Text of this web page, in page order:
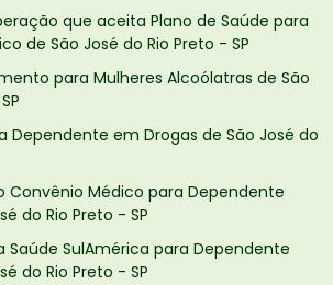
que aceita Plano de Saúde para
de São José do Rio Preto - SP
para Mulheres Alcoólatras de São
Dependente em Drogas de São José do
Convênio Médico para Dependente
do Rio Preto - SP
SulAmérica para Dependente
do Rio Preto - SP